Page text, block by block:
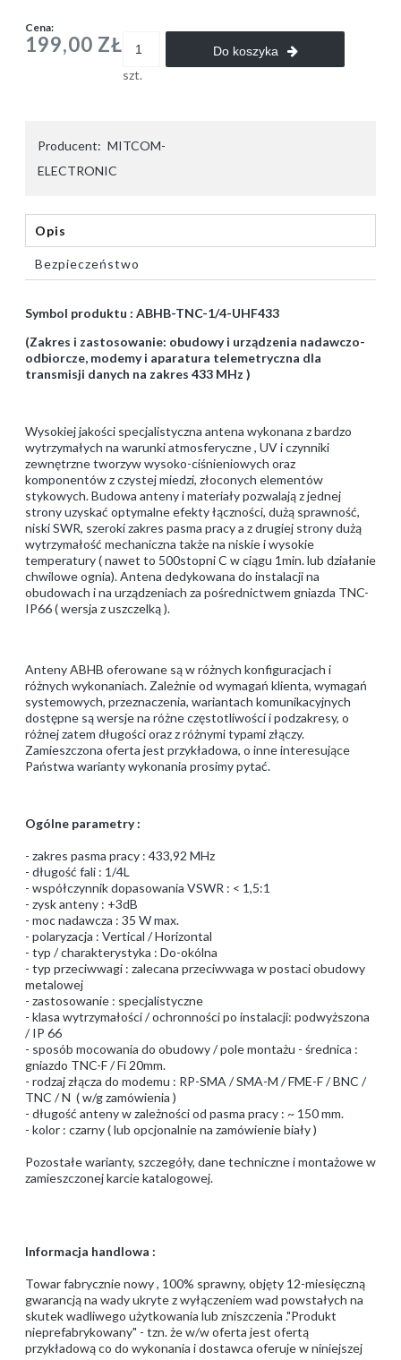
Cena:
199,00 ZŁ
szt.
Do koszyka
Producent: MITCOM-
ELECTRONIC
Opis
Bezpieczeństwo
Symbol produktu : ABHB-TNC-1/4-UHF433
(Zakres i zastosowanie: obudowy i urządzenia nadawczo-
odbiorcze, modemy i aparatura telemetryczna dla
transmisji danych na zakres 433 MHz )
Wysokiej jakości specjalistyczna antena wykonana z bardzo
wytrzymałych na warunki atmosferyczne , UV i czynniki
zewnętrzne tworzyw wysoko-ciśnieniowych oraz
komponentów z czystej miedzi, złoconych elementów
stykowych. Budowa anteny i materiały pozwalają z jednej
strony uzyskać optymalne efekty łączności, dużą sprawność,
niski SWR, szeroki zakres pasma pracy a z drugiej strony dużą
wytrzymałość mechaniczna także na niskie i wysokie
temperatury ( nawet to 500stopni C w ciągu 1min. lub działanie
chwilowe ognia). Antena dedykowana do instalacji na
obudowach i na urządzeniach za pośrednictwem gniazda TNC-
IP66 ( wersja z uszczelką ).
Anteny ABHB oferowane są w różnych konfiguracjach i
różnych wykonaniach. Zależnie od wymagań klienta, wymagań
systemowych, przeznaczenia, wariantach komunikacyjnych
dostępne są wersje na różne częstotliwości i podzakresy, o
różnej zatem długości oraz z różnymi typami złączy.
Zamieszczona oferta jest przykładowa, o inne interesujące
Państwa warianty wykonania prosimy pytać.
Ogólne parametry :
- zakres pasma pracy : 433,92 MHz
- długość fali : 1/4L
- współczynnik dopasowania VSWR : < 1,5:1
- zysk anteny : +3dB
- moc nadawcza : 35 W max.
- polaryzacja : Vertical / Horizontal
- typ / charakterystyka : Do-okólna
- typ przeciwwagi : zalecana przeciwwaga w postaci obudowy
metalowej
- zastosowanie : specjalistyczne
- klasa wytrzymałości / ochronności po instalacji: podwyższona
/ IP 66
- sposób mocowania do obudowy / pole montażu - średnica :
gniazdo TNC-F / Fi 20mm.
- rodzaj złącza do modemu : RP-SMA / SMA-M / FME-F / BNC /
TNC / N ( w/g zamówienia )
- długość anteny w zależności od pasma pracy : ~ 150 mm.
- kolor : czarny ( lub opcjonalnie na zamówienie biały )
Pozostałe warianty, szczegóły, dane techniczne i montażowe w
zamieszczonej karcie katalogowej.
Informacja handlowa :
Towar fabrycznie nowy , 100% sprawny, objęty 12-miesięczną
gwarancją na wady ukryte z wyłączeniem wad powstałych na
skutek wadliwego użytkowania lub zniszczenia ."Produkt
nieprefabrykowany" - tzn. że w/w oferta jest ofertą
przykładową co do wykonania i dostawca oferuje w niniejszej